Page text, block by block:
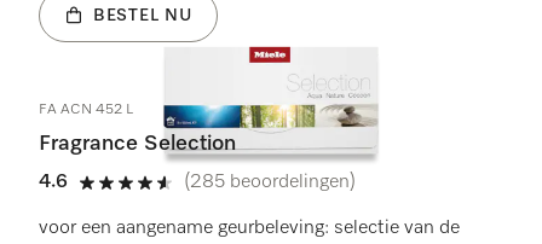
BESTEL NU
FA ACN 452 L
Fragrance Selection
4.6
4.6 sterren op 5
(285 beoordelingen)
voor een aangename geurbeleving: selectie van de